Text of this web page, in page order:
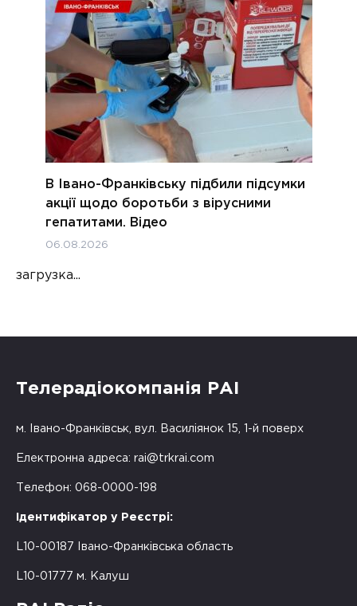
В Івано-Франківську підбили підсумки
акції щодо боротьби з вірусними
гепатитами. Відео
06.08.2026
загрузка...
Телерадіокомпанія РАІ
м. Івано-Франківськ, вул. Василіянок 15, 1-й поверх
Електронна адреса: rai@trkrai.com
Телефон: 068-0000-198
Ідентифікатор у Реєстрі:
L10-00187 Івано-Франківська область
L10-01777 м. Калуш